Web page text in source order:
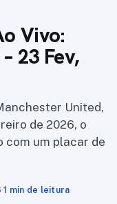
Vivo:
23 Fev,
United,
de 2026, o
com um placar de
·1 min de leitura